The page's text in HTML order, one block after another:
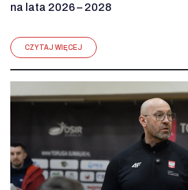
na lata 2026 – 2028
CZYTAJ WIĘCEJ